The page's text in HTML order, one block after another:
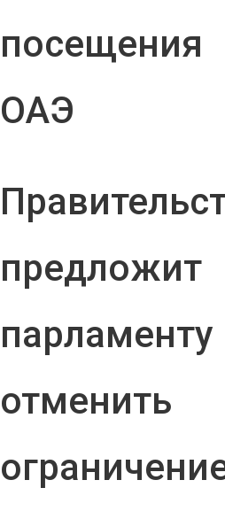
посещения
ОАЭ
предложит
парламенту
отменить